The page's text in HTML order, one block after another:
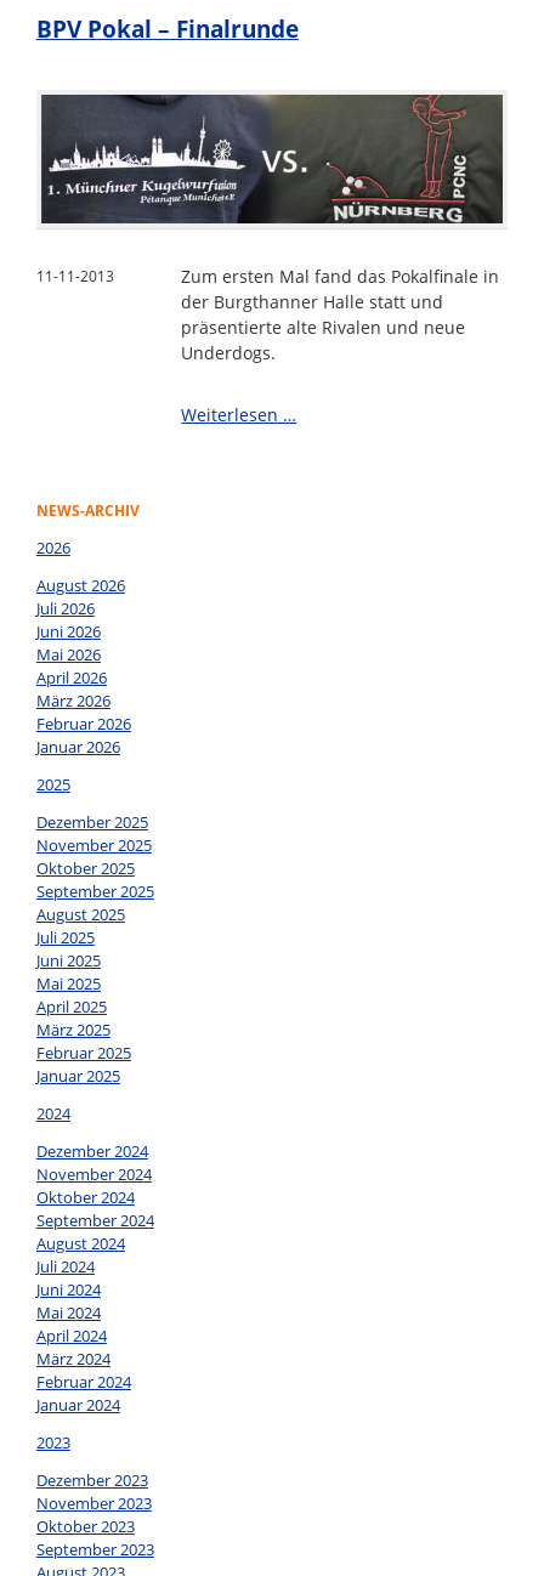
BPV Pokal – Finalrunde
11-11-2013
Zum ersten Mal fand das Pokalfinale in
der Burgthanner Halle statt und
präsentierte alte Rivalen und neue
Underdogs.
Weiterlesen …
NEWS-ARCHIV
2026
August 2026
Juli 2026
Juni 2026
Mai 2026
April 2026
März 2026
Februar 2026
Januar 2026
2025
Dezember 2025
November 2025
Oktober 2025
September 2025
August 2025
Juli 2025
Juni 2025
Mai 2025
April 2025
März 2025
Februar 2025
Januar 2025
2024
Dezember 2024
November 2024
Oktober 2024
September 2024
August 2024
Juli 2024
Juni 2024
Mai 2024
April 2024
März 2024
Februar 2024
Januar 2024
2023
Dezember 2023
November 2023
Oktober 2023
September 2023